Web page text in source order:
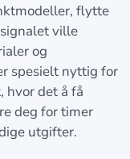
flytte
ville
og
spesielt nyttig for
hvor det å få
deg for timer
utgifter.